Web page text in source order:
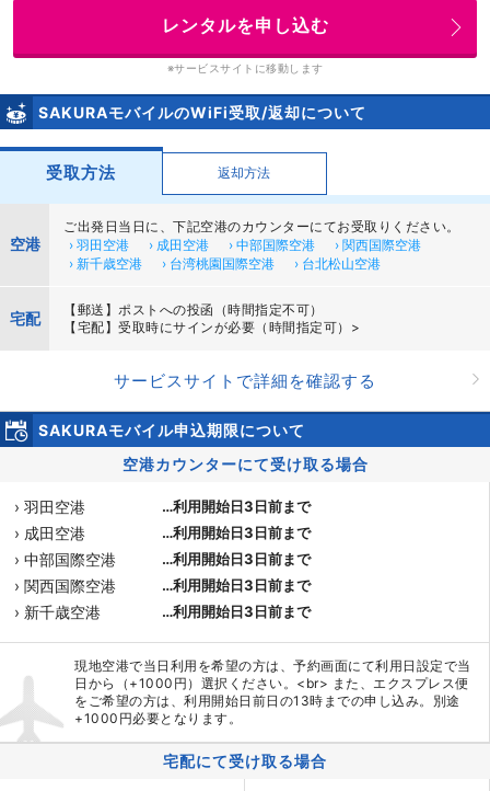
レンタルを申し込む
※サービスサイトに移動します
SAKURAモバイルのWiFi受取/返却について
受取方法 返却方法
空港
ご出発日当日に、下記空港のカウンターにてお受取りください。
› 羽田空港
› 成田空港 › 中部国際空港
› 関西国際空港
› 新千歳空港
› 台湾桃園国際空港 › 台北松山空港
宅配
【郵送】ポストへの投函（時間指定不可）
【宅配】受取時にサインが必要（時間指定可）>
サービスサイトで詳細を確認する
SAKURAモバイル申込期限について
空港カウンターにて受け取る場合
› 羽田空港 …利用開始日3日前まで
› 成田空港 …利用開始日3日前まで
› 中部国際空港 …利用開始日3日前まで
› 関西国際空港 …利用開始日3日前まで
› 新千歳空港 …利用開始日3日前まで
現地空港で当日利用を希望の方は、予約画面にて利用日設定で当
日から（+1000円）選択ください。<br> また、エクスプレス便
をご希望の方は、利用開始日前日の13時までの申し込み。別途
+1000円必要となります。
宅配にて受け取る場合